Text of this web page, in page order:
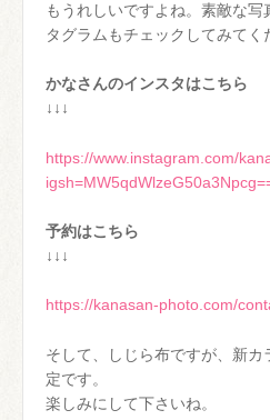
もうれしいですよね。素敵な
タグラムもチェックしてみてく
かなさんのインスタはこちら
↓↓↓
https://www.instagram.com/
予約はこちら
↓↓↓
https://kanasan-photo.com/
そして、しじら布ですが、新
定です。
楽しみにして下さいね。